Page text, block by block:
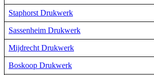
Staphorst Drukwerk
Sassenheim Drukwerk
Mijdrecht Drukwerk
Boskoop Drukwerk